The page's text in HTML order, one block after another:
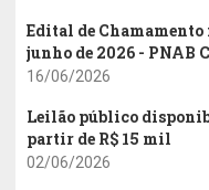
Edital de Chamamento
junho de 2026 - PNAB
16/06/2026
Leilão público
partir de R$ 15 mil
02/06/2026